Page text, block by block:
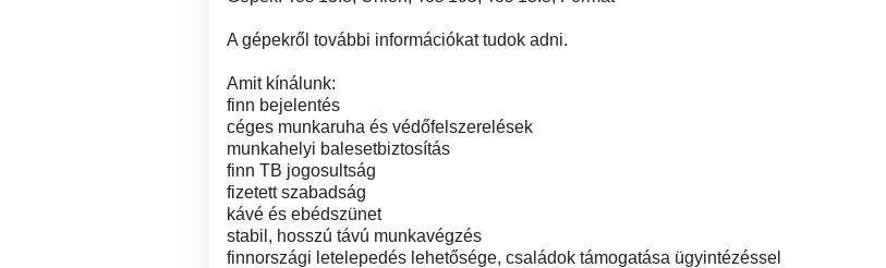
A gépekről további információkat tudok adni.
Amit kínálunk:
finn bejelentés
céges munkaruha és védőfelszerelések
munkahelyi balesetbiztosítás
finn TB jogosultság
fizetett szabadság
kávé és ebédszünet
stabil, hosszú távú munkavégzés
finnországi letelepedés lehetősége, családok támogatása ügyintézéssel